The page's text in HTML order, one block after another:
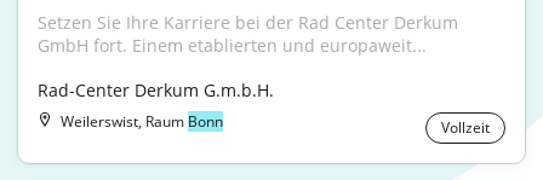
Setzen Sie Ihre Karriere bei der Rad Center Derkum
GmbH fort. Einem etablierten und europaweit...
Rad-Center Derkum G.m.b.H.
Weilerswist, Raum Bonn Vollzeit